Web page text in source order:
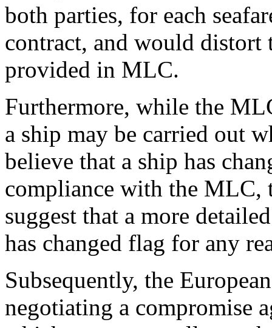
both parties, for each
contract, and would distort
provided in MLC.
Furthermore, while the
a ship may be carried out
believe that a ship has
compliance with the MLC,
suggest that a more
has changed flag for any
Subsequently, the
negotiating a compromise